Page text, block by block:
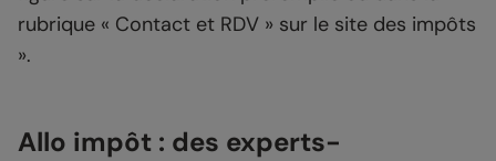
rubrique « Contact et RDV » sur le site des impôts
».
Allo impôt : des experts-